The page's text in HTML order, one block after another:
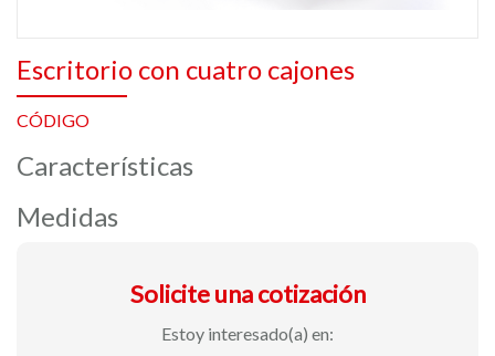
Escritorio con cuatro cajones
CÓDIGO
Características
Medidas
Solicite una cotización
Estoy interesado(a) en: